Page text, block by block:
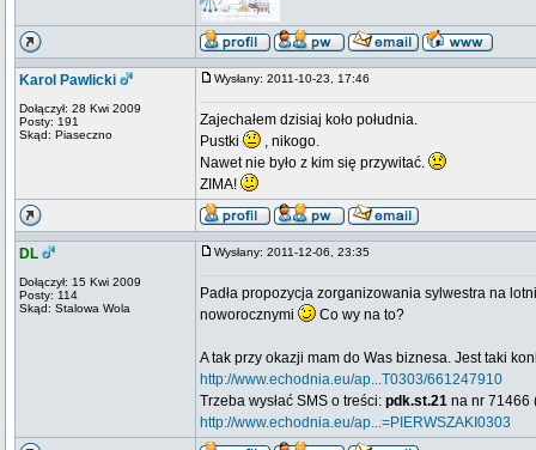
Karol Pawlicki
Dołączył: 28 Kwi 2009
Posty: 191
Skąd: Piaseczno
Wysłany: 2011-10-23, 17:46
Zajechałem dzisiaj koło południa.
Pustki
, nikogo.
Nawet nie było z kim się przywitać.
ZIMA!
DL
Dołączył: 15 Kwi 2009
Posty: 114
Skąd: Stalowa Wola
Wysłany: 2011-12-06, 23:35
Padła propozycja zorganizowania sylwestra na
noworocznymi
Co wy na to?
A tak przy okazji mam do Was biznesa. Jest taki
http://www.echodnia.eu/ap...T0303/661247910
Trzeba wysłać SMS o treści: pdk.st.21 na nr 71466
http://www.echodnia.eu/ap...=PIERWSZAKI0303